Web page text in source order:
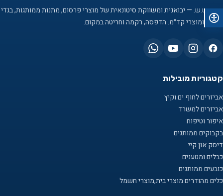
אושן ש.ש. — יבואנית ומשווקת סיטונאית של מוצרי פרסום, מתנות ממותגות, בגדי
עבודה ומוצרי קד״מ. הדפסה, רקמה וחריטה במקום.
קטגוריות מובילות
אביזרים לחוף ים וקיץ
אביזרים למשרד
איפור וטיפוח
בקבוקים ממותגים
דיסק און קיי
כבלים ומטענים
כובעים ממותגים
כלים מהודרים מוצרי בית,מוצרי חשמל